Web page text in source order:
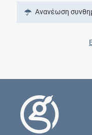
Ανανέωση